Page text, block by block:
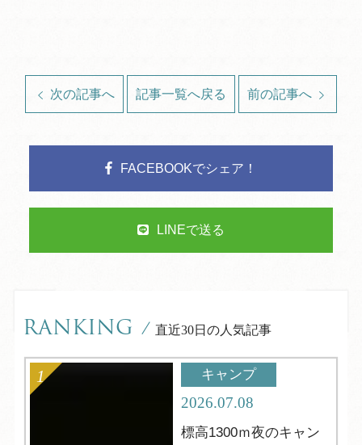
次の記事へ 記事一覧へ戻る 前の記事へ
FACEBOOKでシェア！
LINEで送る
RANKING / 直近30日の人気記事
キャンプ
2026.07.08
標高1300ｍ夜のキャン